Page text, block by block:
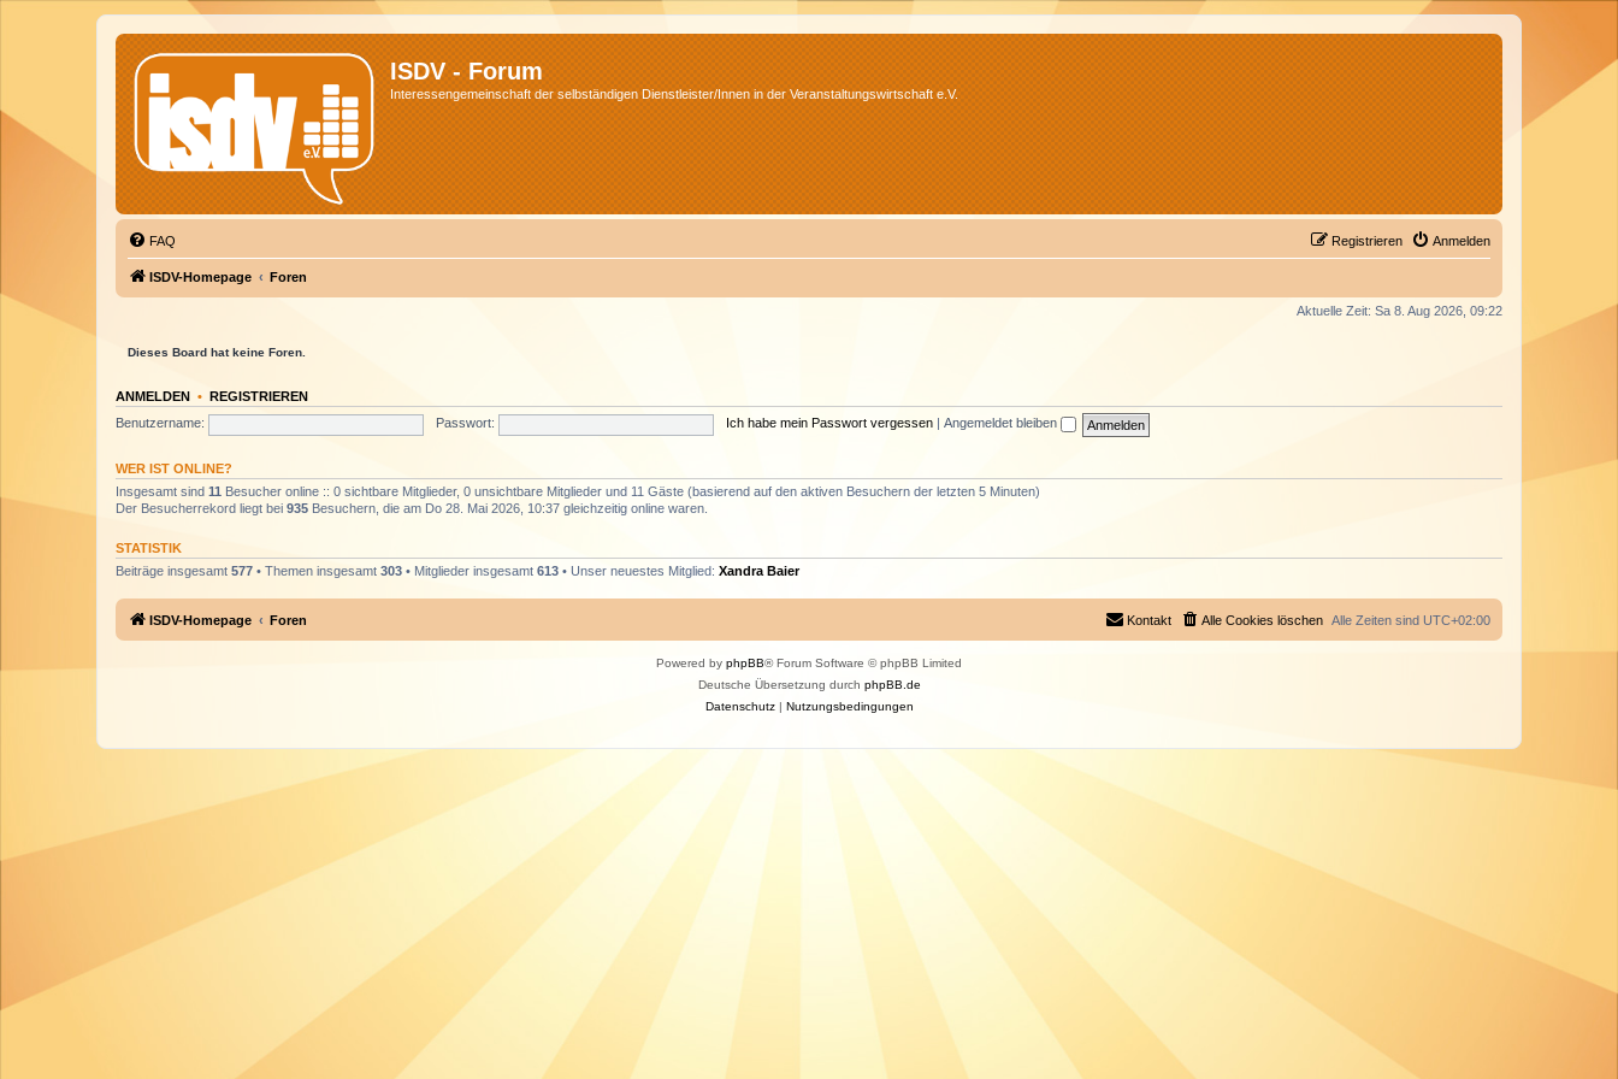
ISDV - Forum
Interessengemeinschaft der selbständigen Dienstleister/Innen in der Veranstaltungswirtschaft e.V.
FAQ Anmelden
Registrieren
ISDV-Homepage Foren
Aktuelle Zeit: Sa 8. Aug 2026, 09:22
Dieses Board hat keine Foren.
ANMELDEN • REGISTRIEREN
Benutzername:
Passwort: Ich habe mein Passwort vergessen Angemeldet bleiben
WER IST ONLINE?
Insgesamt sind 11 Besucher online :: 0 sichtbare Mitglieder, 0 unsichtbare Mitglieder und 11 Gäste (basierend auf den aktiven Besuchern der letzten 5 Minuten)
Der Besucherrekord liegt bei 935 Besuchern, die am Do 28. Mai 2026, 10:37 gleichzeitig online waren.
STATISTIK
Beiträge insgesamt 577 • Themen insgesamt 303 • Mitglieder insgesamt 613 • Unser neuestes Mitglied: Xandra Baier
ISDV-Homepage Foren Alle Zeiten sind UTC+02:00
Alle Cookies löschen
Kontakt
Powered by phpBB® Forum Software © phpBB Limited
Deutsche Übersetzung durch phpBB.de
Datenschutz| Nutzungsbedingungen